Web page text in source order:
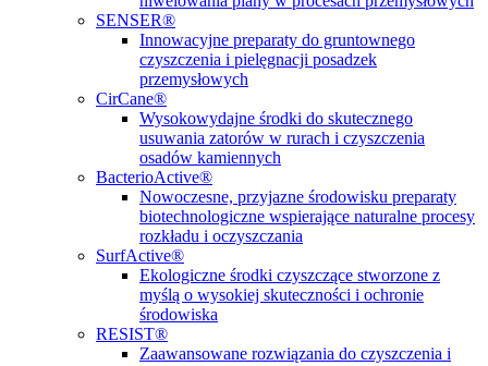
SENSER®
Innowacyjne preparaty do gruntownego
czyszczenia i pielęgnacji posadzek
przemysłowych
CirCane®
Wysokowydajne środki do skutecznego
usuwania zatorów w rurach i czyszczenia
osadów kamiennych
BacterioActive®
Nowoczesne, przyjazne środowisku preparaty
biotechnologiczne wspierające naturalne procesy
rozkładu i oczyszczania
SurfActive®
Ekologiczne środki czyszczące stworzone z
myślą o wysokiej skuteczności i ochronie
środowiska
RESIST®
Zaawansowane rozwiązania do czyszczenia i